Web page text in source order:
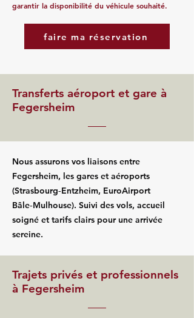
garantir la disponibilité du véhicule souhaité.
faire ma réservation
Transferts aéroport et gare à
Fegersheim
Nous assurons vos liaisons entre
Fegersheim, les gares et aéroports
(Strasbourg‑Entzheim, EuroAirport
Bâle‑Mulhouse). Suivi des vols, accueil
soigné et tarifs clairs pour une arrivée
sereine.
Trajets privés et professionnels
à Fegersheim